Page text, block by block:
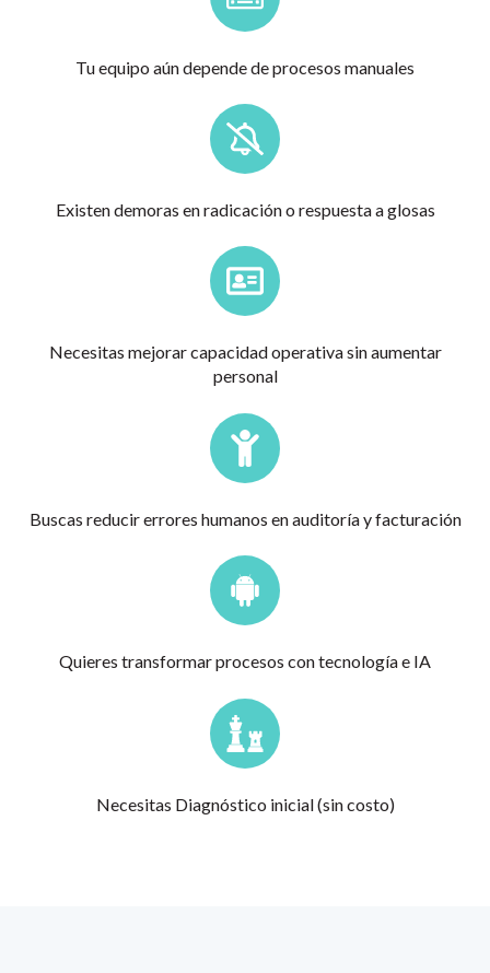
Tu equipo aún depende de procesos manuales
Existen demoras en radicación o respuesta a glosas
Necesitas mejorar capacidad operativa sin aumentar
personal
Buscas reducir errores humanos en auditoría y facturación
Quieres transformar procesos con tecnología e IA
Necesitas Diagnóstico inicial (sin costo)